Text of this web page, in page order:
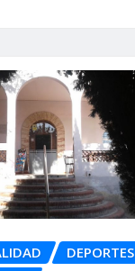
DEPORTES